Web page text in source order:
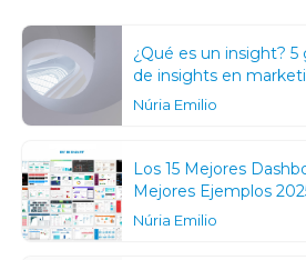
¿Qué es un insight?
de insights en
Núria Emilio
Los 15 Mejores
Mejores Ejemplos
Núria Emilio